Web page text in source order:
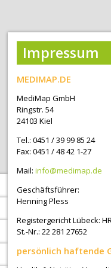
Impressum
MEDIMAP.DE
MediMap GmbH
Ringstr. 54
24103 Kiel
Tel.: 0451 / 39 99 85 24
Fax: 0451 / 48 42 1-27
Mail: info@medimap.de
Geschäftsführer:
Henning Pless
Registergericht Lübeck:
St.-Nr.: 22 281 27652
persönlich haftende